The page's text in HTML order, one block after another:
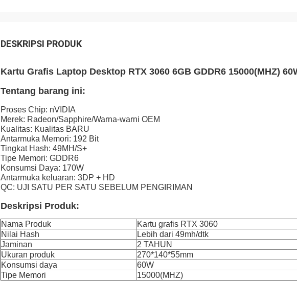
DESKRIPSI PRODUK
Kartu Grafis Laptop Desktop RTX 3060 6GB GDDR6 15000(MHZ)
Tentang barang ini:
Proses Chip: nVIDIA
Merek: Radeon/Sapphire/Warna-warni OEM
Kualitas: Kualitas BARU
Antarmuka Memori: 192 Bit
Tingkat Hash: 49MH/S+
Tipe Memori: GDDR6
Konsumsi Daya: 170W
Antarmuka keluaran: 3DP + HD
QC: UJI SATU PER SATU SEBELUM PENGIRIMAN
Deskripsi Produk:
Nama Produk
Kartu grafis RTX 3060
Nilai Hash
Lebih dari 49mh/dtk
Jaminan
2 TAHUN
Ukuran produk
270*140*55mm
Konsumsi daya
60W
Tipe Memori
15000(MHZ)